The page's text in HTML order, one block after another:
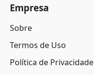
Empresa
Sobre
Termos de Uso
Política de Privacidade